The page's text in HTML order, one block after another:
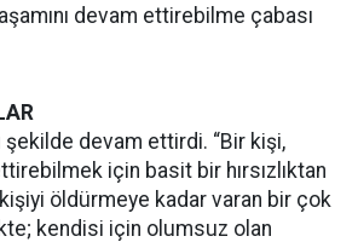
devam ettirebilme çabası
şekilde devam ettirdi. “Bir kişi,
için basit bir hırsızlıktan
öldürmeye kadar varan bir çok
kendisi için olumsuz olan